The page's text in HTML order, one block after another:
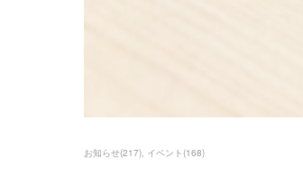
お知らせ(217) イベント (168)